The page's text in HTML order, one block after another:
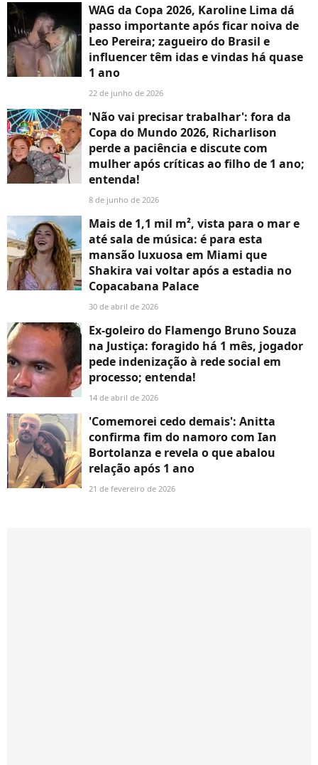
WAG da Copa 2026, Karoline Lima dá
passo importante após ficar noiva de
Leo Pereira; zagueiro do Brasil e
influencer têm idas e vindas há quase
1 ano
22 de junho de 2026
'Não vai precisar trabalhar': fora da
Copa do Mundo 2026, Richarlison
perde a paciência e discute com
mulher após críticas ao filho de 1 ano;
entenda!
8 de junho de 2026
Mais de 1,1 mil m², vista para o mar e
até sala de música: é para esta
mansão luxuosa em Miami que
Shakira vai voltar após a estadia no
Copacabana Palace
30 de abril de 2026
Ex-goleiro do Flamengo Bruno Souza
na Justiça: foragido há 1 mês, jogador
pede indenização à rede social em
processo; entenda!
14 de abril de 2026
'Comemorei cedo demais': Anitta
confirma fim do namoro com Ian
Bortolanza e revela o que abalou
relação após 1 ano
21 de fevereiro de 2026